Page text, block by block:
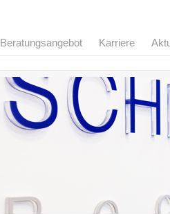
Beratungsangebot Karriere